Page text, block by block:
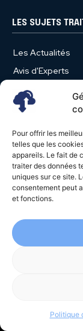
Pour offrir les
telles que les
appareils. Le fait de
traiter des données
uniques sur ce site.
consentement peut
et fonctions.
Politique
LES SUJETS
Les Actualités
Avis d'Experts
Produits et
Vie d'entreprise
Nominations
Études
Évènements
Video News